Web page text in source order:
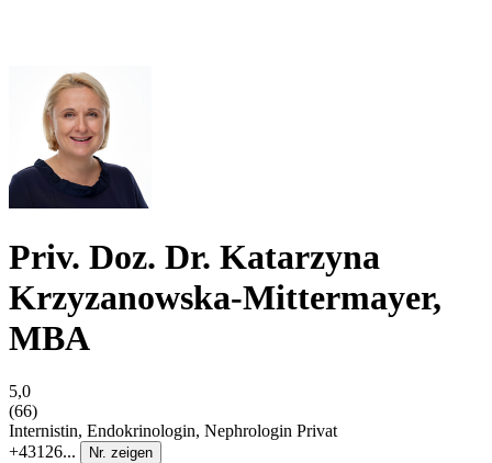
Priv. Doz. Dr. Katarzyna
Krzyzanowska-Mittermayer,
MBA
5,0
(66)
Internistin, Endokrinologin, Nephrologin Privat
+43126...
Nr. zeigen